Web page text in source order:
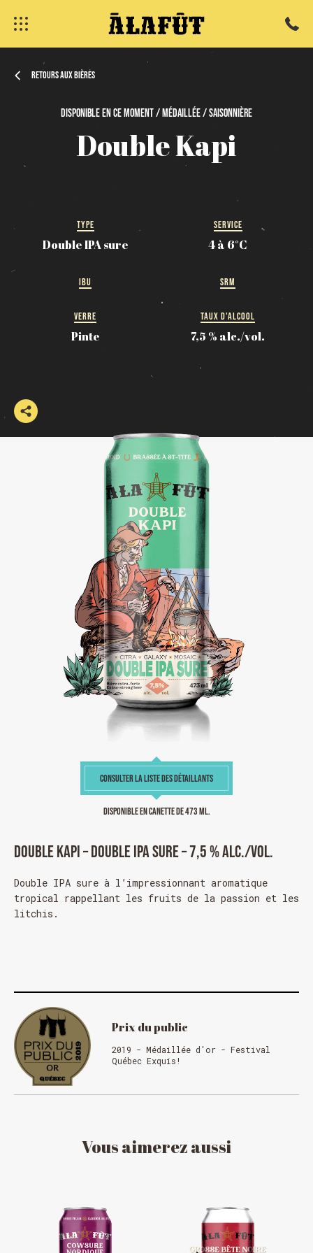
Retours aux bières
Disponibleencemoment / Médaillée / Saisonnière
DoubleKapi
TYPE
Double IPA sure
SERVICE
4 à 6°C
IBU SRM
VERRE
Pinte
TAUX D'ALCOOL
7,5 % alc./vol.
Double Kapi – Double IPA sure – 7,5 % alc./vol.
Double IPA sure à l’impressionnant aromatique
tropical rappellant les fruits de la passion et les
litchis.
CONSULTER LA LISTE DES DÉTAILLANTS
Disponible en canette de 473 ml.
Prix du public
2019 - Médaillée d'or - Festival
Québec Exquis!
Vousaimerezaussi
HORAIRE DES FÊTES